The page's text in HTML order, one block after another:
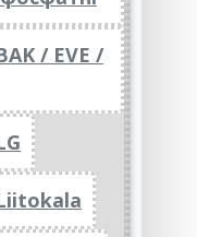
/ EVE /